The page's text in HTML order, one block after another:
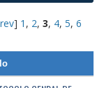
] 1 , 2, 3, 4, 5, 6